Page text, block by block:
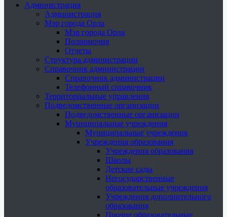
Администрация
Администрация
Мэр города Орла
Мэр города Орла
Полномочия
Отчеты
Структура администрации
Справочник администрации
Справочник администрации
Телефонный справочник
Территориальные управления
Подведомственные организации
Подведомственные организации
Муниципальные учреждения
Муниципальные учреждения
Учреждения образования
Учреждения образования
Школы
Детские сады
Негосударственные
образовательные учреждения
Учреждения дополнительного
образования
Прочие образовательные